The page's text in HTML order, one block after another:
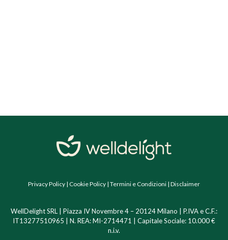
Privacy Policy | Cookie Policy | Termini e Condizioni | Disclaimer
WellDelight SRL | Piazza IV Novembre 4 – 20124 Milano | P.IVA e C.F.:
IT13277510965 | N. REA: MI-2714471 | Capitale Sociale: 10.000 €
n.i.v.